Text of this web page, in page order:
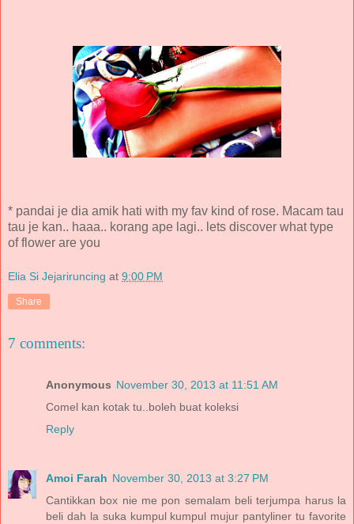
* pandai je dia amik hati with my fav kind of rose. Macam tau
tau je kan.. haaa.. korang ape lagi.. lets discover what type
of flower are you
Elia Si Jejariruncing at 9:00 PM
Share
7 comments:
Anonymous November 30, 2013 at 11:51 AM
Comel kan kotak tu..boleh buat koleksi
Reply
Amoi Farah November 30, 2013 at 3:27 PM
Cantikkan box nie me pon semalam beli terjumpa harus la
beli dah la suka kumpul kumpul mujur pantyliner tu favorite